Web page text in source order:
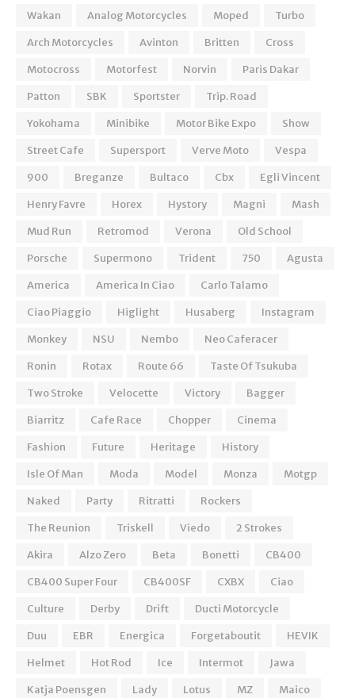
Wakan
Analog Motorcycles Moped
Turbo
Arch Motorcycles
Avinton Britten
Cross
Motocross
Motorfest Norvin
Paris Dakar
Patton
SBK Sportster
Trip. Road
Yokohama
Minibike Motor Bike Expo
Show
Street Cafe
Supersport Verve Moto
Vespa
900
Breganze Bultaco Cbx
Egli Vincent
Henry Favre
Horex Hystory Magni
Mash
Mud Run
Retromod Verona
Old School
Porsche
Supermono Trident 750
Agusta
America
America In Ciao
Carlo Talamo
Ciao Piaggio
Higlight Husaberg
Instagram
Monkey
NSU Nembo
Neo Caferacer
Ronin
Rotax Route 66
Taste Of Tsukuba
Two Stroke
Velocette Victory
Bagger
Biarritz
Cafe Race Chopper
Cinema
Fashion
Future Heritage
History
Isle Of Man
Moda Model Monza
Motgp
Naked
Party Ritratti
Rockers
The Reunion
Triskell Viedo
2 Strokes
Akira
Alzo Zero Beta Bonetti
CB400
CB400 Super Four
CB400SF CXBX
Ciao
Culture
Derby Drift
Ducti Motorcycle
Duu
EBR Energica Forgetaboutit
HEVIK
Helmet
Hot Rod Ice Intermot
Jawa
Katja Poensgen
Lady Lotus MZ
Maico